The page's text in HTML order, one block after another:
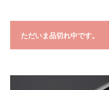
ただいま品切れ中です。